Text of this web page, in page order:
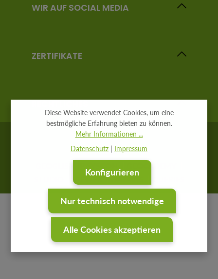
WIR AUF SOCIAL MEDIA
ZERTIFIKATE
GEOCADEMY
VIEWER
Diese Website verwendet Cookies, um eine
bestmögliche Erfahrung bieten zu können.
Mehr Informationen ...
Datenschutz | Impressum
Nur technisch notwendige
Konfigurieren
Alle Cookies akzeptieren